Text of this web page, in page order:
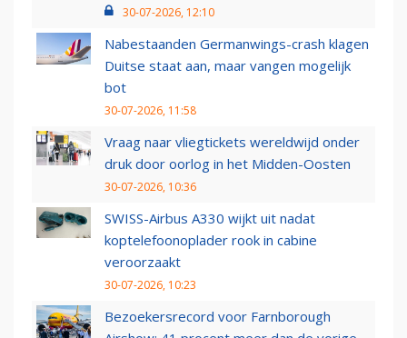
30-07-2026, 12:10
Nabestaanden Germanwings-crash klagen
Duitse staat aan, maar vangen mogelijk
bot
30-07-2026, 11:58
Vraag naar vliegtickets wereldwijd onder
druk door oorlog in het Midden-Oosten
30-07-2026, 10:36
SWISS-Airbus A330 wijkt uit nadat
koptelefoonoplader rook in cabine
veroorzaakt
30-07-2026, 10:23
Bezoekersrecord voor Farnborough